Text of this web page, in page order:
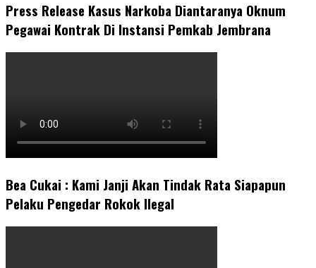
Press Release Kasus Narkoba Diantaranya Oknum
Pegawai Kontrak Di Instansi Pemkab Jembrana
Bea Cukai : Kami Janji Akan Tindak Rata Siapapun
Pelaku Pengedar Rokok Ilegal